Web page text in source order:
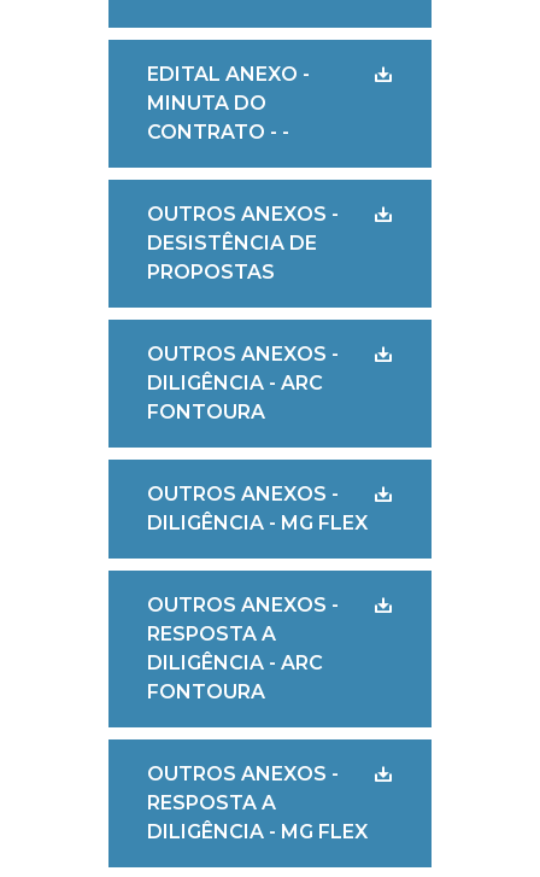
EDITAL ANEXO -
MINUTA DO
CONTRATO - -
OUTROS ANEXOS -
DESISTÊNCIA DE
PROPOSTAS
OUTROS ANEXOS -
DILIGÊNCIA - ARC
FONTOURA
OUTROS ANEXOS -
DILIGÊNCIA - MG FLEX
OUTROS ANEXOS -
RESPOSTA A
DILIGÊNCIA - ARC
FONTOURA
OUTROS ANEXOS -
RESPOSTA A
DILIGÊNCIA - MG FLEX